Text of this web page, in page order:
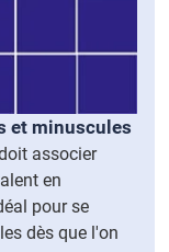
et minuscules
associer
en
pour se
dès que l'on